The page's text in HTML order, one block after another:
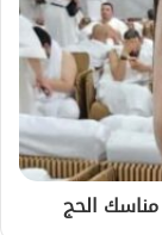
الحج